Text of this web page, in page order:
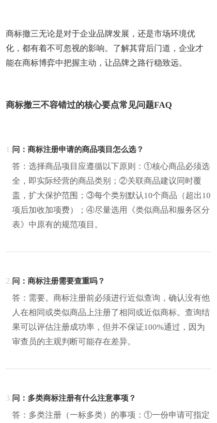
商标撤三无论是对于企业品牌发展，还是市场环境优
化，都有着不可忽视的影响。了解其背后门道，企业才
能在商标博弈中把握主动，让品牌之路行稳致远。
商标撤三不容错过的核心要点常见问题FAQ
1.问：商标注册申请的商品项目怎么选？
答：选择商品项目应遵循以下原则：①核心商品必须选
全，即实际经营的商品类别；②关联商品建议同时覆
盖，扩大保护范围；③每个类别默认10个商品（超出10
项后加收加项费）；④尽量选用《类似商品和服务区分
表》中原有的规范项目。
2.问：商标注册需要查重吗？
答：需要。商标注册前必须进行近似查询，确认没有他
人在相同或类似商品上注册了相同或近似商标。查询结
果可以评估注册成功率，但并不保证100%通过，因为
审查员的主观判断可能存在差异。
3.问：多类商标注册有什么注意事项？
答：多类注册（一标多类）的事项：①一份申请可指定